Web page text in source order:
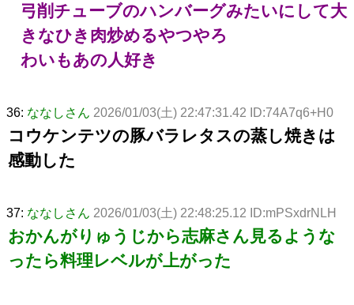
弓削チューブのハンバーグみたいにして大
きなひき肉炒めるやつやろ
わいもあの人好き
36: ななしさん 2026/01/03(土) 22:47:31.42 ID:74A7q6+H0
コウケンテツの豚バラレタスの蒸し焼きは
感動した
37: ななしさん 2026/01/03(土) 22:48:25.12 ID:mPSxdrNLH
おかんがりゅうじから志麻さん見るような
ったら料理レベルが上がった